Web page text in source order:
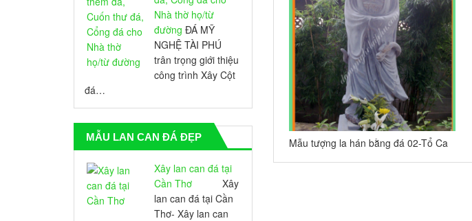
Mẫu tượng la hán bằng đá 02-Tổ Ca
Nhà thờ họ/từ
đường ĐÁ MỸ
NGHỆ TÀI PHÚ
trân trọng giới thiệu
công trình Xây Cột
đá…
MẪU LAN CAN ĐÁ ĐẸP
Xây lan can đá tại
Cần Thơ Xây
lan can đá tại Cần
Thơ- Xây lan can